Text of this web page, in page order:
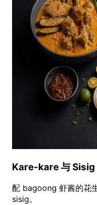
Kare-kare 与 Sisig
配 bagoong 虾酱的花
sisig。